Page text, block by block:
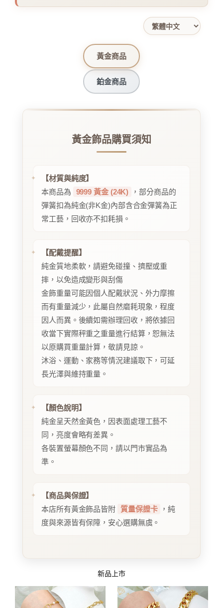
黃金商品
鉑金商品
黃金飾品購買須知
【材質與純度】
本商品為
9999 黃金 (24K)
，部分商品的
彈簧扣為純金(非K金)內部含合金彈簧為正
常工藝，回收亦不扣耗損。
【配戴提醒】
純金質地柔軟，請避免碰撞、擠壓或重
摔，以免造成變形與刮傷
金飾重量可能因個人配戴狀況、外力摩擦
而有重量減少，此屬自然磨耗現象，程度
因人而異。後續如需辦理回收，將依據回
收當下實際秤重之重量進行結算，恕無法
以原購買重量計算，敬請見諒。
沐浴、運動、家務等情況建議取下，可延
長光澤與維持重量。
【顏色說明】
純金呈天然金黃色，因表面處理工藝不
同，亮度會略有差異。
各裝置螢幕顏色不同，請以門市實品為
準。
【商品與保證】
本店所有黃金飾品皆附 質量保證卡
，純
度與來源皆有保障，安心選購無虞。
新品上市